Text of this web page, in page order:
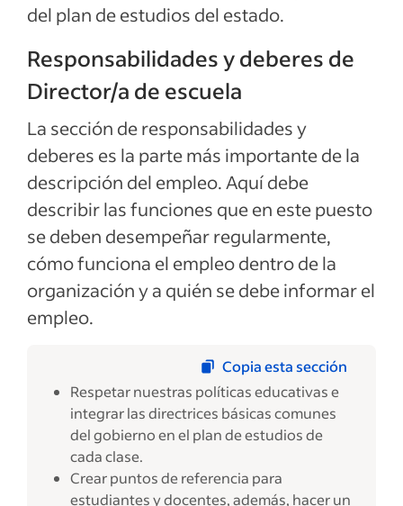
del plan de estudios del estado.
Responsabilidades y deberes de
Director/a de escuela
La sección de responsabilidades y
deberes es la parte más importante de la
descripción del empleo. Aquí debe
describir las funciones que en este puesto
se deben desempeñar regularmente,
cómo funciona el empleo dentro de la
organización y a quién se debe informar el
empleo.
Copia esta sección
Respetar nuestras políticas educativas e
integrar las directrices básicas comunes
del gobierno en el plan de estudios de
cada clase.
Crear puntos de referencia para
estudiantes y docentes, además, hacer un